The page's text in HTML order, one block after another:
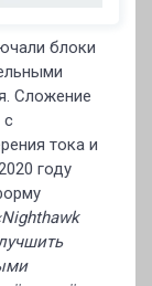
блоки
Сложение
с
тока и
году